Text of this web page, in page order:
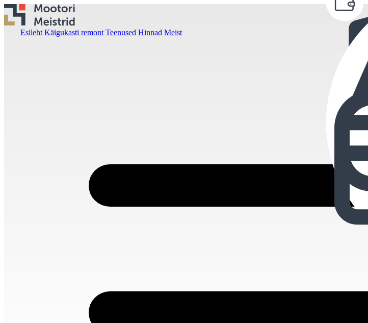
Esileht Käigukasti remont Teenused Hinnad Meist